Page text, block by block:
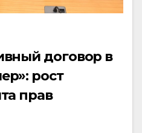
договор в
рост
прав